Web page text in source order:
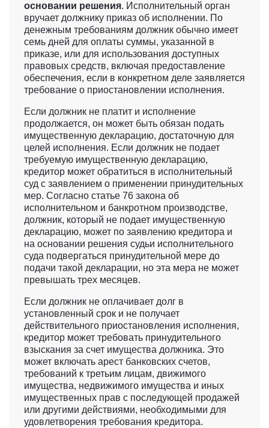
основании решения. Исполнительный орган
вручает должнику приказ об исполнении. По
денежным требованиям должник обычно имеет
семь дней для оплаты суммы, указанной в
приказе, или для использования доступных
правовых средств, включая предоставление
обеспечения, если в конкретном деле заявляется
требование о приостановлении исполнения.
Если должник не платит и исполнение
продолжается, он может быть обязан подать
имущественную декларацию, достаточную для
целей исполнения. Если должник не подает
требуемую имущественную декларацию,
кредитор может обратиться в исполнительный
суд с заявлением о применении принудительных
мер. Согласно статье 76 закона об
исполнительном и банкротном производстве,
должник, который не подает имущественную
декларацию, может по заявлению кредитора и
на основании решения судьи исполнительного
суда подвергаться принудительной мере до
подачи такой декларации, но эта мера не может
превышать трех месяцев.
Если должник не оплачивает долг в
установленный срок и не получает
действительного приостановления исполнения,
кредитор может требовать принудительного
взыскания за счет имущества должника. Это
может включать арест банковских счетов,
требований к третьим лицам, движимого
имущества, недвижимого имущества и иных
имущественных прав с последующей продажей
или другими действиями, необходимыми для
удовлетворения требования кредитора.